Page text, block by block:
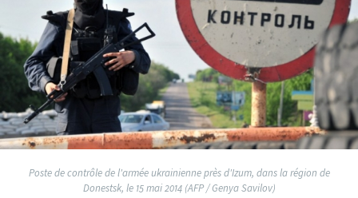
Poste de contrôle de l'armée ukrainienne près d'Izum, dans la région de
Donestsk, le 15 mai 2014 (AFP / Genya Savilov)